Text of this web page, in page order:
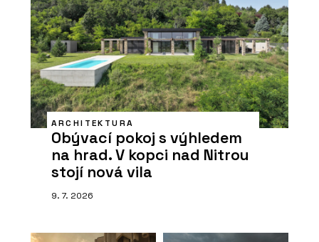
ARCHITEKTURA
Obývací pokoj s výhledem
na hrad. V kopci nad Nitrou
stojí nová vila
9. 7. 2026